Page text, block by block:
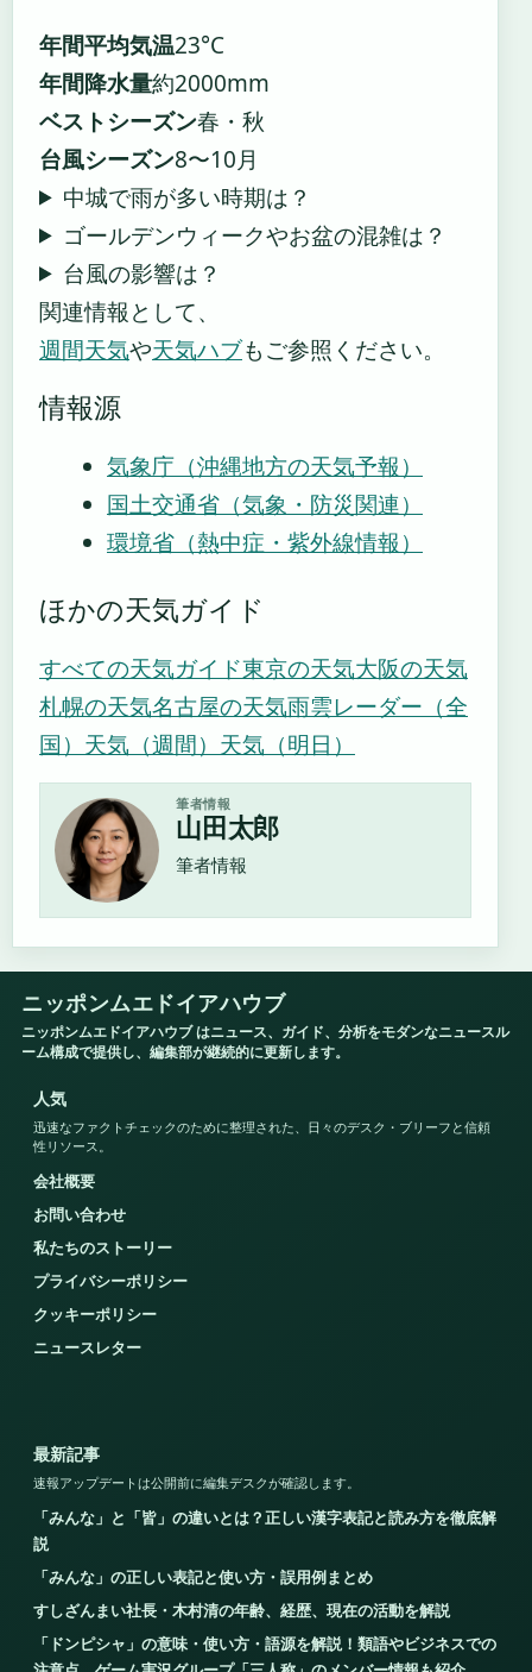
年間平均気温23°C
年間降水量約2000mm
ベストシーズン春・秋
台風シーズン8〜10月
中城で雨が多い時期は？
ゴールデンウィークやお盆の混雑は？
台風の影響は？
関連情報として、
週間天気や天気ハブもご参照ください。
情報源
気象庁（沖縄地方の天気予報）
国土交通省（気象・防災関連）
環境省（熱中症・紫外線情報）
ほかの天気ガイド
すべての天気ガイド東京の天気大阪の天気
札幌の天気名古屋の天気雨雲レーダー（全
国） 天気（週間） 天気（明日）
筆者情報
山田太郎
筆者情報
ニッポンムエドイアハウブ
ニッポンムエドイアハウブ はニュース、ガイド、分析をモダンなニュースル
ーム構成で提供し、編集部が継続的に更新します。
人気
迅速なファクトチェックのために整理された、日々のデスク・ブリーフと信頼
性リソース。
会社概要
お問い合わせ
私たちのストーリー
プライバシーポリシー
クッキーポリシー
ニュースレター
最新記事
速報アップデートは公開前に編集デスクが確認します。
「みんな」と「皆」の違いとは？正しい漢字表記と読み方を徹底解
説
「みんな」の正しい表記と使い方・誤用例まとめ
すしざんまい社長・木村清の年齢、経歴、現在の活動を解説
「ドンピシャ」の意味・使い方・語源を解説！類語やビジネスでの